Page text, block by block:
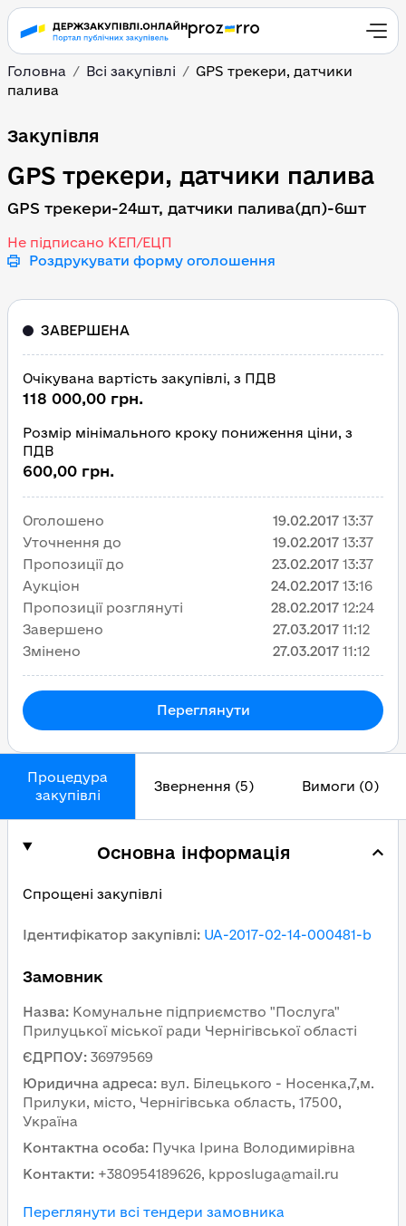
Головна Всі закупівлі
GPS трекери, датчики
палива
GPS трекери, датчики
Закупівля
GPS трекери, датчики палива
GPS трекери-24шт, датчики палива(дп)-6шт
Не підписано КЕП/ЕЦП
Роздрукувати форму оголошення
Процедура
закупівлі
Звернення (5) Вимоги (0)
Основна інформація
Спрощені закупівлі
Ідентифікатор закупівлі: UA-2017-02-14-000481-b
Замовник
Назва: Комунальне підприємство "Послуга"
Прилуцької міської ради Чернігівської області
ЄДРПОУ: 36979569
Юридична адреса: вул. Білецького - Носенка,7,м.
Прилуки, місто, Чернігівська область, 17500,
Україна
Контактна особа: Пучка Ірина Володимирівна
Контакти: +380954189626, kpposluga@mail.ru
Переглянути всі тендери замовника
ЗАВЕРШЕНА
Очікувана вартість закупівлі, з ПДВ
118 000,00 грн.
Розмір мінімального кроку пониження ціни, з
ПДВ
600,00 грн.
Оголошено 19.02.2017 13:37
Уточнення до
19.02.2017 13:37
Пропозиції до
23.02.2017 13:37
Аукціон
24.02.2017 13:16
Пропозиції розглянуті
28.02.2017 12:24
Завершено
27.03.2017 11:12
Змінено
27.03.2017 11:12
Переглянути